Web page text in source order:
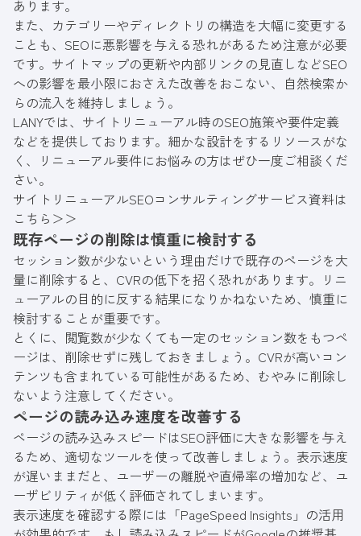
あります。
また、カテゴリーやディレクトリの構造を大幅に変更する
ことも、SEOに悪影響を与える恐れがあるため注意が必要
です。サイトマップの更新や内部リンクの見直しなどSEO
への影響を最小限におさえた改善をおこない、自然検索か
らの流入を維持しましょう。
LANYでは、サイトリニューアル時のSEO施策や要件定義
などを提供しております。細かな設計をするリソースがな
く、リニューアル要件にお悩みの方はぜひ一度ご相談くだ
さい。
サイトリニューアルSEOコンサルティングサービス資料は
こちら＞＞
既存ページの削除は慎重に検討する
セッション数が少ないという理由だけで既存のページを大
量に削除すると、CVRの低下を招く恐れがあります。リニ
ューアルの目的に反する結果になりかねないため、慎重に
検討することが重要です。
とくに、閲覧数が少なくても一定のセッション数をもつペ
ージは、削除せずに残しておきましょう。CVRが高いコン
テンツも含まれている可能性があるため、むやみに削除し
ないよう注意してください。
ページの読み込み速度を改善する
ページの読み込みスピードはSEO評価に大きな影響を与え
るため、適切なツールを使って改善しましょう。表示速度
が遅いままだと、ユーザーの離脱や直帰率の増加など、ユ
ーザビリティが低く評価されてしまいます。
表示速度を確認する際には「PageSpeed Insights」の活用